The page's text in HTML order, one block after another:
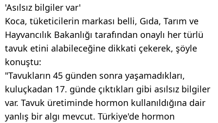
'Asılsız bilgiler var'
Koca, tüketicilerin markası belli, Gıda, Tarım ve
Hayvancılık Bakanlığı tarafından onaylı her türlü
tavuk etini alabileceğine dikkati çekerek, şöyle
konuştu:
"Tavukların 45 günden sonra yaşamadıkları,
kuluçkadan 17. günde çıktıkları gibi asılsız bilgiler
var. Tavuk üretiminde hormon kullanıldığına dair
yanlış bir algı mevcut. Türkiye'de hormon